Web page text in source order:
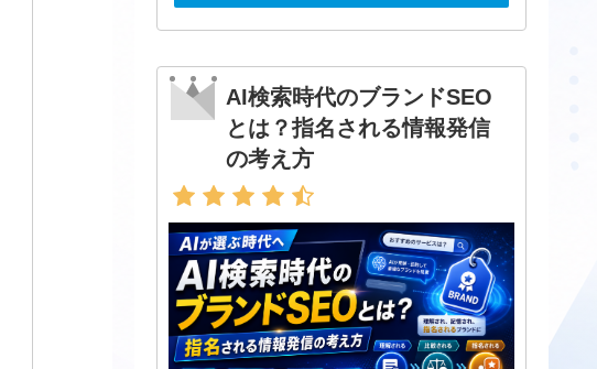
AI検索時代のブランドSEO
とは？指名される情報発信
の考え方